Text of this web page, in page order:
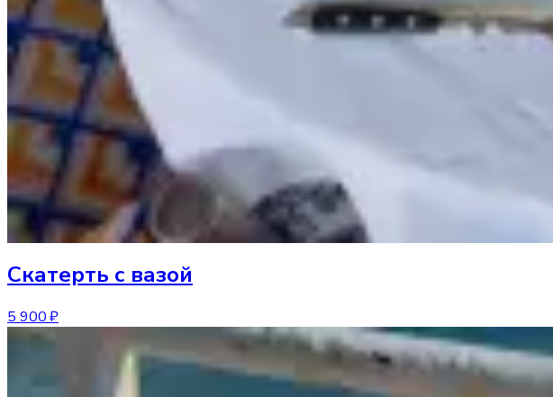
Скатерть с вазой
5 900 ₽